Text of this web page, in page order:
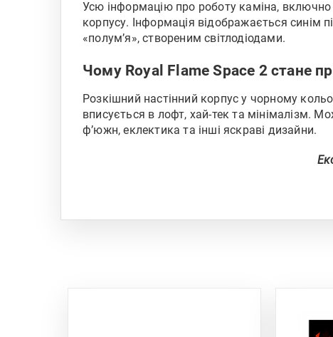
Усю інформацію про роботу каміна,
корпусу. Інформація відображається синім
«полум’я», створеним світлодіодами.
Чому Royal Flame Space 2 стане
Розкішний настінний корпус у чорному
вписується в лофт, хай-тек та мінімалізм.
ф’южн, еклектика та інші яскраві дизайни.